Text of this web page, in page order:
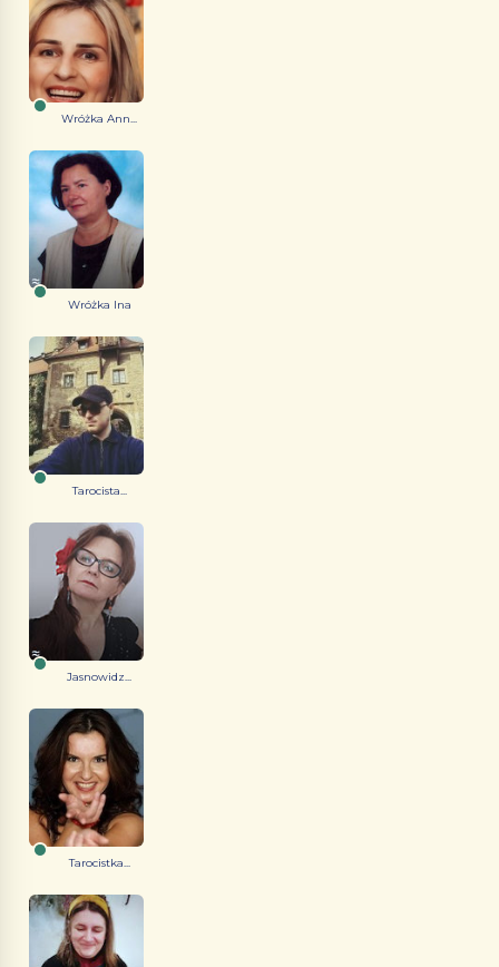
Wróżka Ann...
Wróżka Ina
Tarocista...
Jasnowidz...
Tarocistka...